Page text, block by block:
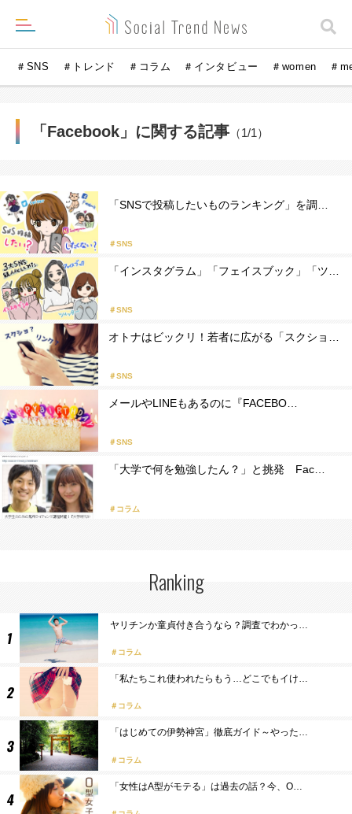
＃SNS ＃トレンド ＃コラム ＃インタビュー ＃women ＃
「Facebook」に関する記事 （1/1）
「SNSで投稿したいものランキング」を調…
＃SNS
「インスタグラム」「フェイスブック」「ツ…
＃SNS
オトナはビックリ！若者に広がる「スクショ…
＃SNS
メールやLINEもあるのに『FACEBO…
＃SNS
「大学で何を勉強したん？」と挑発 Fac…
＃コラム
Ranking
ヤリチンか童貞付き合うなら？調査でわかっ…
コラム
「私たちこれ使われたらもう…どこでもイけ…
コラム
「はじめての伊勢神宮」徹底ガイド～やった…
コラム
「女性はA型がモテる」は過去の話？今、O…